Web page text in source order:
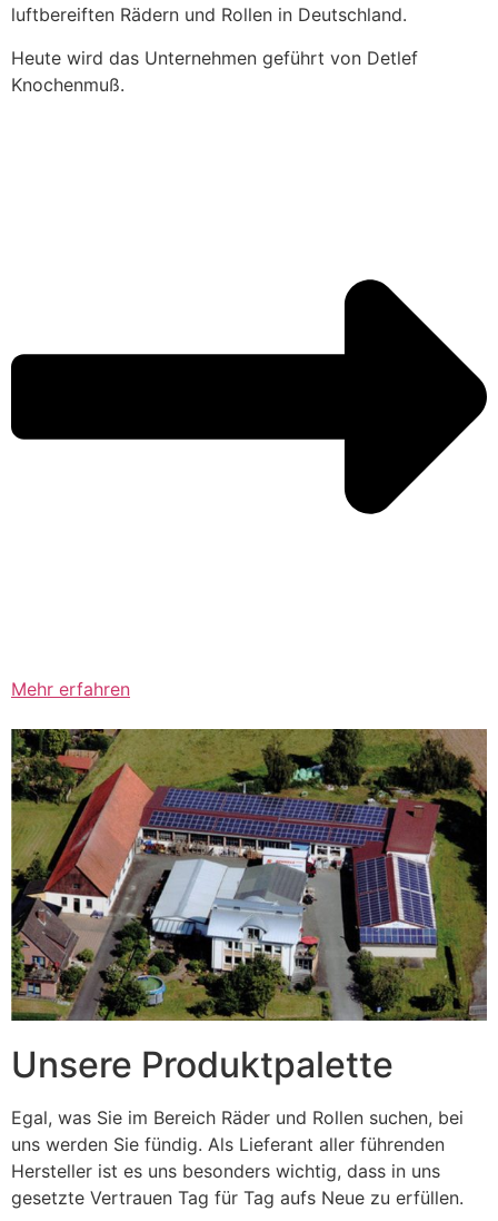
luftbereiften Rädern und Rollen in Deutschland.
Heute wird das Unternehmen geführt von Detlef
Knochenmuß.
Mehr erfahren
Unsere Produktpalette
Egal, was Sie im Bereich Räder und Rollen suchen, bei
uns werden Sie fündig. Als Lieferant aller führenden
Hersteller ist es uns besonders wichtig, dass in uns
gesetzte Vertrauen Tag für Tag aufs Neue zu erfüllen.